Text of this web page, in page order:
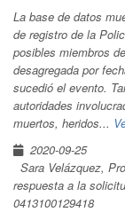
La base de datos
de registro de la
posibles miembros
desagregada por
sucedió el evento.
autoridades
muertos, heridos...
2020-09-25
Sara Velázquez,
respuesta a la
0413100129418